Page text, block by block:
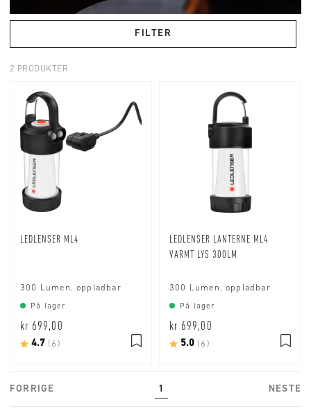
FILTER
2 PRODUKTER
LEDLENSER ML4
300 Lumen, oppladbar
På lager
kr 699,00
Karakter:
4.7 (6)
LEDLENSER LANTERNE ML4
VARMT LYS 300LM
300 Lumen, oppladbar
På lager
kr 699,00
Karakter:
5.0 (6)
FORRIGE 1 NESTE